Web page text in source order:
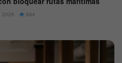
2026 684